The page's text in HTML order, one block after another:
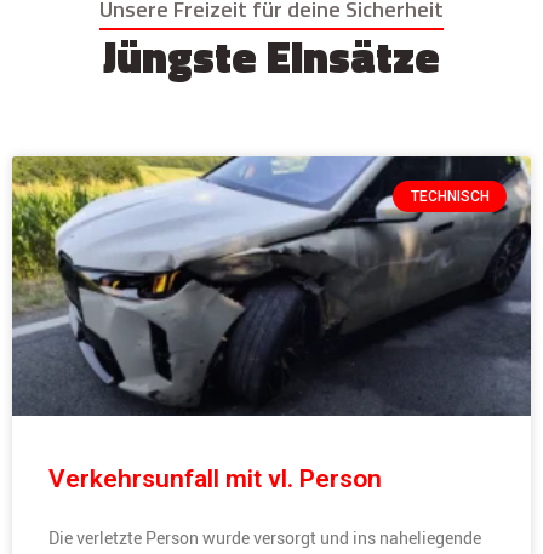
Unsere Freizeit für deine Sicherheit
Jüngste Einsätze
TECHNISCH
Verkehrsunfall mit vl. Person
Die verletzte Person wurde versorgt und ins naheliegende